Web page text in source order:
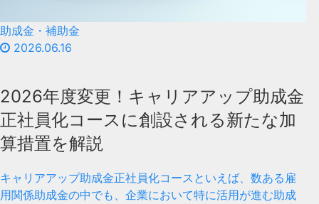
助成金・補助金
2026.06.16
2026年度変更！キャリアアップ助成金
正社員化コースに創設される新たな加
算措置を解説
キャリアアップ助成金正社員化コースといえば、数ある雇
用関係助成金の中でも、企業において特に活用が進む助成